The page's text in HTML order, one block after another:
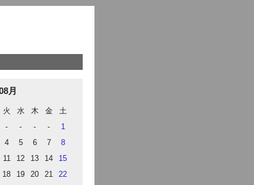
月
火 水 木 金
土
- - - -
1
4 5 6 7
8
11 12 13 14
15
18 19 20 21
22